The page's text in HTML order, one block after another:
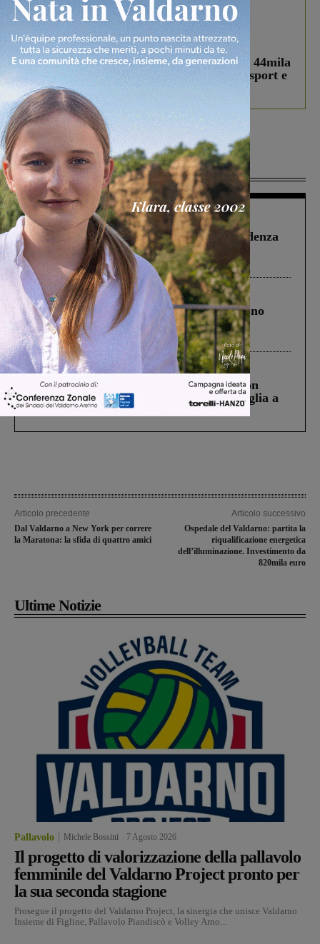
In vetrina 3 Agosto 2026
Estra Notizie agosto: Smart Cities, oltre 44mila
studenti coinvolti, torna il bando per lo sport e
debutta il podcast Estrair
Più lette
Figline Incisa Valdarno 1 Agosto 2026
Piscina di Figline finanziata oltre la scadenza
Pnrr, il gruppo di Fratelli d’Italia: “Un
ringraziamento al Governo”
Cronaca 4 Agosto 2026
Un anno fa la strage in A1 in cui morirono
Gianni, Giulia e Franco. Lo schianto, il
processo, lo stop ai sorpassi fra tir....
Cronaca 3 Agosto 2026
Scomparso da una struttura di Castiglion
Fiorentino l’uomo che aveva ucciso la figlia a
Levane nel 2020
Articolo precedente
Dal Valdarno a New York per correre
la Maratona: la sfida di quattro amici
Articolo successivo
Ospedale del Valdarno: partita la
riqualificazione energetica
dell’illuminazione. Investimento da
820mila euro
Ultime Notizie
Pallavolo Michele Bossini 7 Agosto 2026
Il progetto di valorizzazione della pallavolo
femminile del Valdarno Project pronto per
la sua seconda stagione
Prosegue il progetto del Valdarno Project, la sinergia che unisce Valdarno
Insieme di Figline, Pallavolo Piandiscò e Volley Arno...